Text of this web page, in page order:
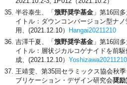
半谷泰生、「籏野奨学基金 」第16回
イトル：ダウンコンバージョン型ナ
用、(2021.12.10）
Hangai20211210
吉澤千夏、「籏野奨学基金 」第16回
イトル：層状ジカルコゲナイドを前
成、(2021.12.10）Yoshizawa20211210
王靖雯、第35回セラミックス協会秋
ブリケーション・デザイン研究会奨励